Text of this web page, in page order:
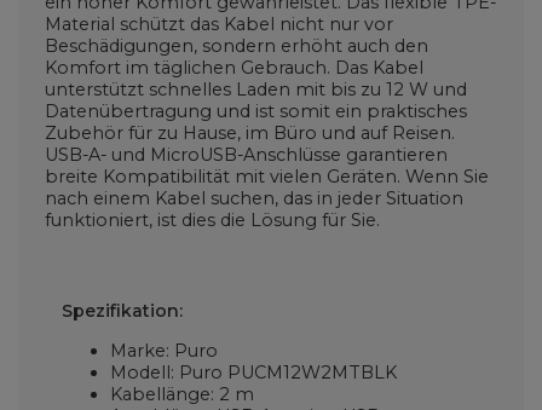
Material schützt das Kabel nicht nur vor
Beschädigungen, sondern erhöht auch den
Komfort im täglichen Gebrauch. Das Kabel
unterstützt schnelles Laden mit bis zu 12 W und
Datenübertragung und ist somit ein praktisches
Zubehör für zu Hause, im Büro und auf Reisen.
USB-A- und MicroUSB-Anschlüsse garantieren
breite Kompatibilität mit vielen Geräten. Wenn Sie
nach einem Kabel suchen, das in jeder Situation
funktioniert, ist dies die Lösung für Sie.
Spezifikation:
Marke: Puro
Modell: Puro PUCM12W2MTBLK
Kabellänge: 2 m